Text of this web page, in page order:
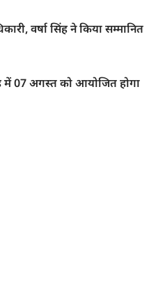
वर्षा सिंह ने किया सम्मानित
में 07 अगस्त को आयोजित होगा